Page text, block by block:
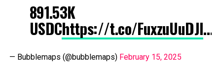
891.53K
USDChttps://t.co/FuxzuUuDJl…
— Bubblemaps (@bubblemaps) February 15, 2025